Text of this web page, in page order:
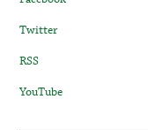
Twitter
RSS
YouTube